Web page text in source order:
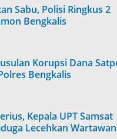
Sabu, Polisi Ringkus 2
Bengkalis
Korupsi Dana
Bengkalis
Kepala UPT Samsat
Lecehkan Wartawan